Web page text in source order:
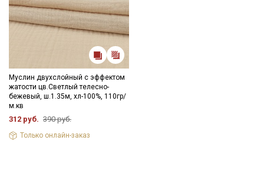
Муслин двухслойный с эффектом
жатости цв.Светлый телесно-
бежевый, ш.1.35м, хл-100%, 110гр/
м.кв
312 руб. 390 руб.
Только онлайн-заказ